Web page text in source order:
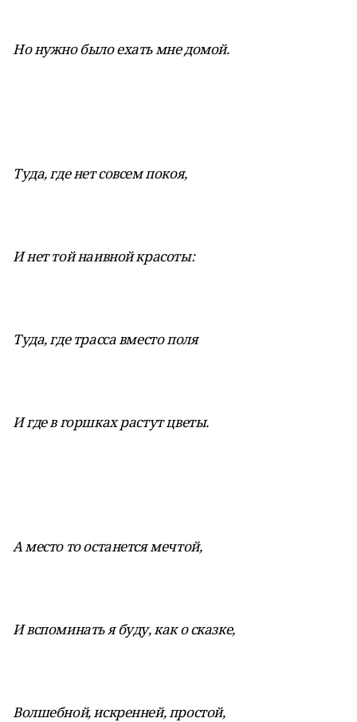
Но нужно было ехать мне домой.
Туда, где нет совсем покоя,
И нет той наивной красоты:
Туда, где трасса вместо поля
И где в горшках растут цветы.
А место то останется мечтой,
И вспоминать я буду, как о сказке,
Волшебной, искренней, простой,